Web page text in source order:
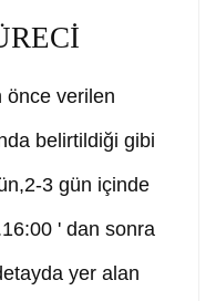
önce verilen
belirtildiği gibi
3 gün içinde
' dan sonra
yer alan